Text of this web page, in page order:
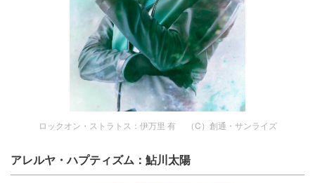
ロックオン・ストラトス：伊万里 有 （C）創通・サンライズ
アレルヤ・ハプティズム：鮎川太陽